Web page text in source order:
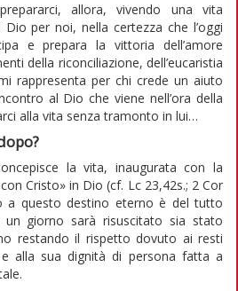
allora, vivendo una vita
per noi, nella certezza che l’oggi
e prepara la vittoria dell’amore
della riconciliazione, dell’eucaristia
rappresenta per chi crede un aiuto
al Dio che viene nell’ora della
alla vita senza tramonto in lui…
la vita, inaugurata con la
Cristo» in Dio (cf. Lc 23,42s.; 2 Cor
a questo destino eterno è del tutto
giorno sarà risuscitato sia stato
restando il rispetto dovuto ai resti
alla sua dignità di persona fatta a